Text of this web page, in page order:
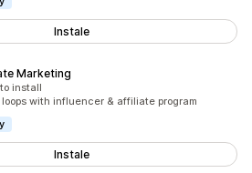
Instale
Marketing
install
with influencer & affiliate program
Instale